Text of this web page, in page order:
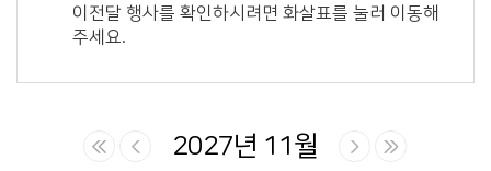
이전달 행사를 확인하시려면 화살표를 눌러 이동해
주세요.
2027년 11월